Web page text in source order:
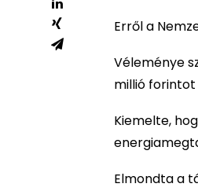
Erről a
Véleménye
millió
Kiemelte,
Elmondta a